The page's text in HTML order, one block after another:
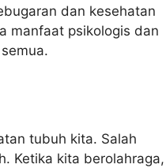
dan kesehatan
manfaat psikologis dan
tubuh kita. Salah
Ketika kita berolahraga,